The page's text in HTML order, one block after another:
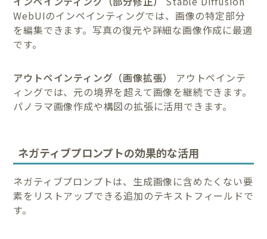
WebUIのインペインティングでは、画像の特定部分
を編集できます。写真の復元や詳細な画像作成に最適
です。
アウトペインティング（画像拡張）
アウトペインテ
ィングでは、元の境界を超えて画像を継続できます。
パノラマ画像作成や構図の拡張に活用できます。
ネガティブプロンプトの効果的な活用
ネガティブプロンプトは、生成画像に含めたくない要
素をリストアップできる追加のテキストフィールドで
す。